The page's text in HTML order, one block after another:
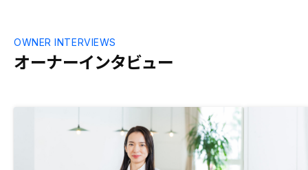
オーナーインタビュー
OWNER INTERVIEWS